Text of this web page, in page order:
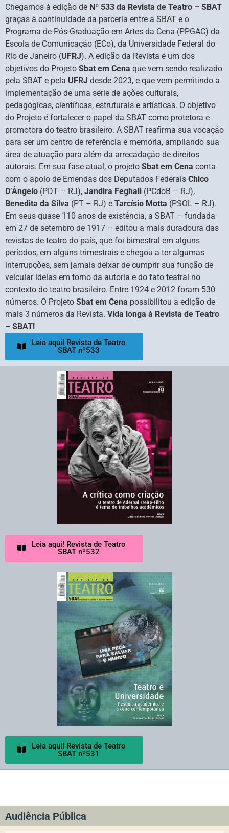
Chegamos à edição de Nº 533 da Revista de Teatro – SBAT
graças à continuidade da parceria entre a SBAT e o
Programa de Pós-Graduação em Artes da Cena (PPGAC) da
Escola de Comunicação (ECo), da Universidade Federal do
Rio de Janeiro (UFRJ). A edição da Revista é um dos
objetivos do Projeto Sbat em Cena que vem sendo realizado
pela SBAT e pela UFRJ desde 2023, e que vem permitindo a
implementação de uma série de ações culturais,
pedagógicas, científicas, estruturais e artísticas. O objetivo
do Projeto é fortalecer o papel da SBAT como protetora e
promotora do teatro brasileiro. A SBAT reafirma sua vocação
para ser um centro de referência e memória, ampliando sua
área de atuação para além da arrecadação de direitos
autorais. Em sua fase atual, o projeto Sbat em Cena conta
com o apoio de Emendas dos Deputados Federais Chico
D’Ângelo (PDT – RJ), Jandira Feghali (PCdoB – RJ),
Benedita da Silva (PT – RJ) e Tarcísio Motta (PSOL – RJ).
Em seus quase 110 anos de existência, a SBAT – fundada
em 27 de setembro de 1917 – editou a mais duradoura das
revistas de teatro do país, que foi bimestral em alguns
períodos, em alguns trimestrais e chegou a ter algumas
interrupções, sem jamais deixar de cumprir sua função de
veicular ideias em torno da autoria e do fato teatral no
contexto do teatro brasileiro. Entre 1924 e 2012 foram 530
números. O Projeto Sbat em Cena possibilitou a edição de
mais 3 números da Revista. Vida longa à Revista de Teatro
– SBAT!
Leia aqui! Revista de Teatro
SBAT nº533
Leia aqui! Revista de Teatro
SBAT nº532
Leia aqui! Revista de Teatro
SBAT nº531
Audiência Pública